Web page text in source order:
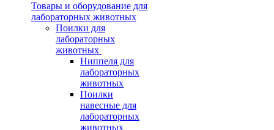
Товары и оборудование для
лабораторных животных
Поилки для
лабораторных
животных
Ниппеля для
лабораторных
животных
Поилки
навесные для
лабораторных
животных